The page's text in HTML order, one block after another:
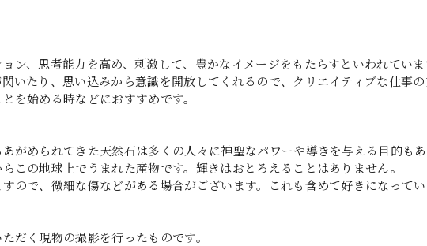
ン、思考能力を高め、刺激して、豊かなイメージをもたらすといわれてい
いたり、思い込みから意識を開放してくれるので、クリエイティブな仕事
を始める時などにおすすめです。
がめられてきた天然石は多くの人々に神聖なパワーや導きを与える目的も
この地球上でうまれた産物です。輝きはおとろえることはありません。
ので、微細な傷などがある場合がございます。これも含めて好きになって
だく現物の撮影を行ったものです。